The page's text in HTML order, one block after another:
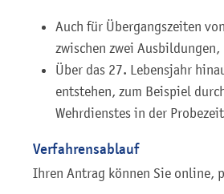
Auch für Übergangszeiten
zwischen zwei
Über das 27. Lebensjahr
entstehen, zum Beispiel
Wehrdienstes in der
Verfahrensablauf
Ihren Antrag können Sie online,